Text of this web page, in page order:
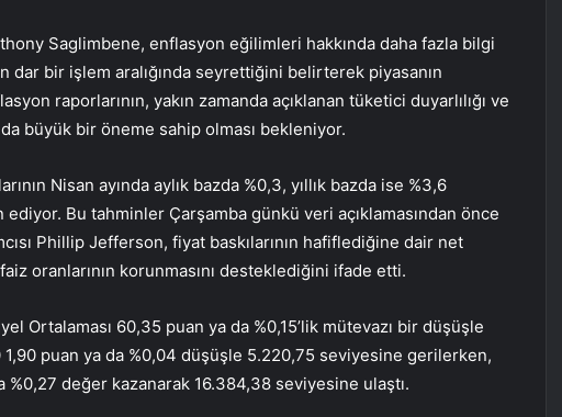
Saglimbene, enflasyon eğilimleri hakkında daha fazla bilgi
bir işlem aralığında seyrettiğini belirterek piyasanın
raporlarının, yakın zamanda açıklanan tüketici duyarlılığı ve
büyük bir öneme sahip olması bekleniyor.
Nisan ayında aylık bazda %0,3, yıllık bazda ise %3,6
Bu tahminler Çarşamba günkü veri açıklamasından önce
Phillip Jefferson, fiyat baskılarının hafiflediğine dair net
oranlarının korunmasını desteklediğini ifade etti.
Ortalaması 60,35 puan ya da %0,15’lik mütevazı bir düşüşle
puan ya da %0,04 düşüşle 5.220,75 seviyesine gerilerken,
değer kazanarak 16.384,38 seviyesine ulaştı.